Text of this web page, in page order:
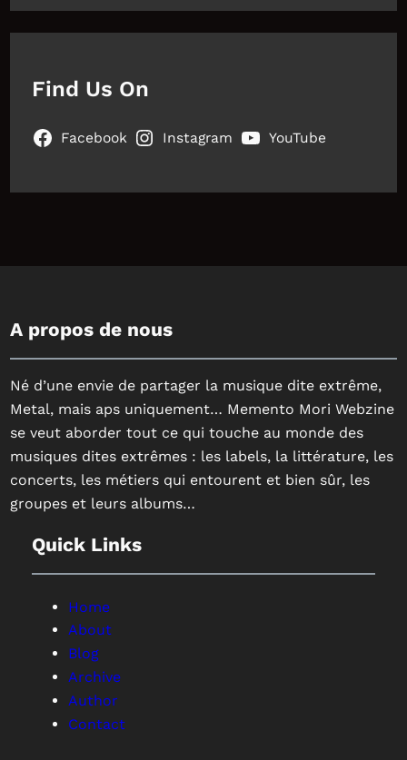
Find Us On
Facebook Instagram YouTube
A propos de nous
Né d’une envie de partager la musique dite extrême,
Metal, mais aps uniquement… Memento Mori Webzine
se veut aborder tout ce qui touche au monde des
musiques dites extrêmes : les labels, la littérature, les
concerts, les métiers qui entourent et bien sûr, les
groupes et leurs albums…
Quick Links
Home
About
Blog
Archive
Author
Contact